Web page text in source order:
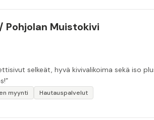
Pohjolan Muistokivi
selkeät, hyvä kivivalikoima sekä iso
myynti
Hautauspalvelut